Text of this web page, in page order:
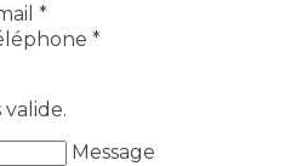
*
*
Message